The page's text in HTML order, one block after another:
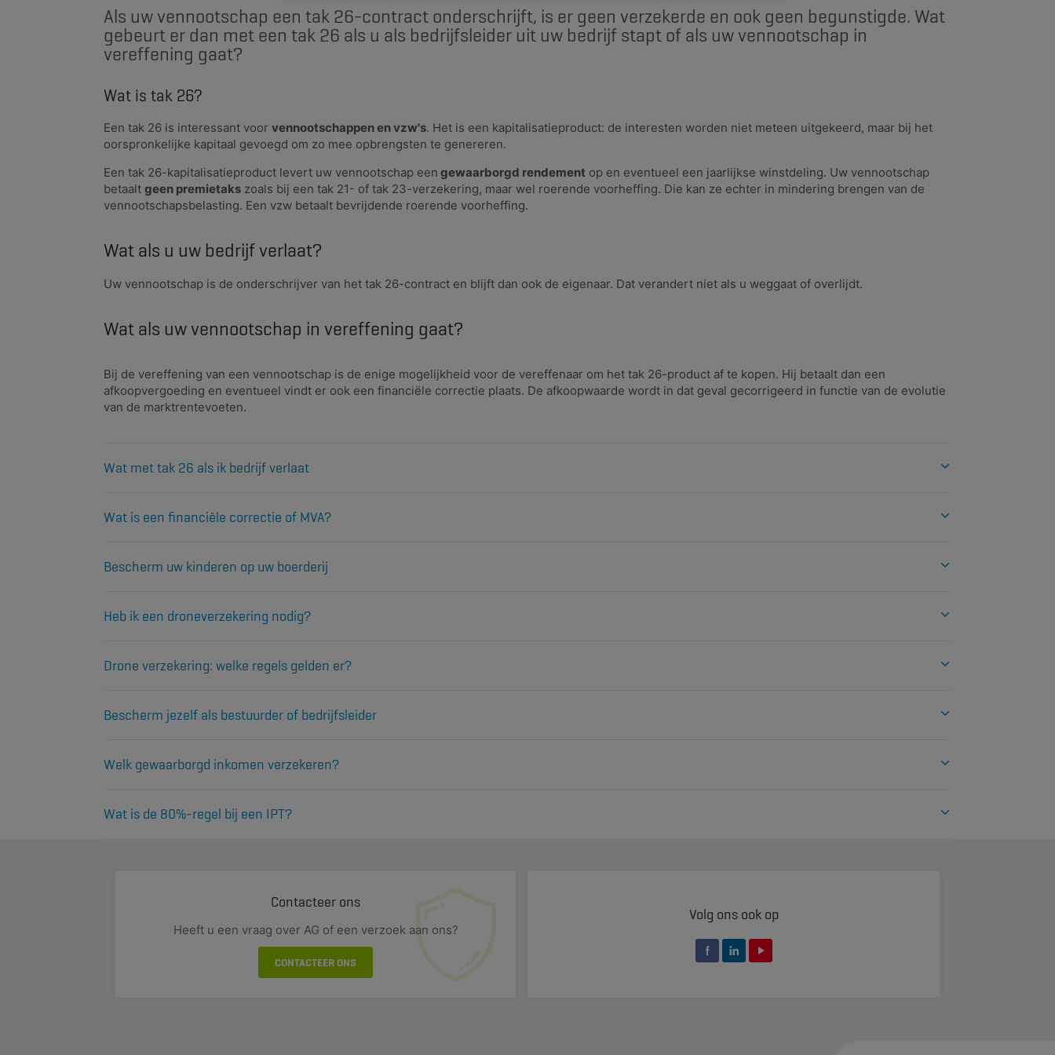
​Als uw vennootschap een tak 26-contract onderschrijft, is er geen verzekerde en ook geen begunstigde. Wat
gebeurt er dan met een tak 26 als u als bedrijfsleider uit uw bedrijf stapt of als uw vennootschap in
vereffening gaat?
Wat is tak 26?
Een tak 26 is interessant voor vennootschappen en vzw's. Het is een kapitalisatieproduct: de interesten worden niet meteen uitgekeerd, maar bij het
oorspronkelijke kapitaal gevoegd om zo mee opbrengsten te genereren.
Een tak 26-kapitalisatieproduct levert uw vennootschap een gewaarborgd rendement op en eventueel een jaarlijkse winstdeling. Uw vennootschap
betaalt geen premietaks zoals bij een tak 21- of tak 23-verzekering, maar wel roerende voorheffing. Die kan ze echter in mindering brengen van de
vennootschapsbelasting. Een vzw betaalt bevrijdende roerende voorheffing.
Wat als u uw bedrijf verlaat?
​Uw vennootschap is de onderschrijver van het tak 26-contract en blijft dan ook de eigenaar. Dat verandert niet als u weggaat of overlijdt.
Wat als uw vennootschap in vereffening gaat?
​Bij de vereffening van een vennootschap is de enige mogelijkheid voor de vereffenaar om het tak 26-product af te kopen. Hij betaalt dan een
afkoopvergoeding en eventueel vindt er ook een financiële correctie plaats. De afkoopwaarde wordt in dat geval gecorrigeerd in functie van de evolutie
van de marktrentevoeten.
Wat met tak 26 als ik bedrijf verlaat
Meer info
Wat is een financiële correctie of MVA?
Bescherm uw kinderen op uw boerderij
Meer info
Heb ik een droneverzekering nodig?
Meer info
Drone verzekering: welke regels gelden er?
Meer info
Bescherm jezelf als bestuurder of bedrijfsleider
Meer info
Welk gewaarborgd inkomen verzekeren?
Meer info
Wat is de 80%-regel bij een IPT?
Contacteer ons
Heeft u een vraag over AG of een verzoek aan ons?
CONTACTEER ONS
Volg ons ook op